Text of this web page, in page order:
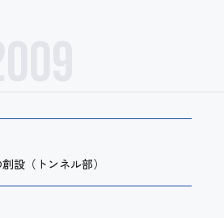
設（トンネル部）